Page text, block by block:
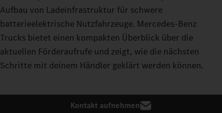
Aufbau von Ladeinfrastruktur für schwere
batterieelektrische Nutzfahrzeuge. Mercedes‑Benz
Trucks bietet einen kompakten Überblick über die
aktuellen Förderaufrufe und zeigt, wie die nächsten
Schritte mit deinem Händler geklärt werden können.
Kontakt aufnehmen